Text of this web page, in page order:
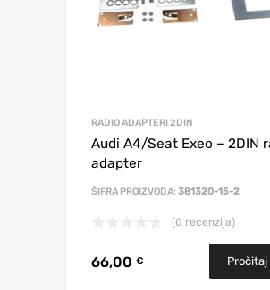
RADIO ADAPTERI 2DIN
Audi A4/Seat Exeo – 2DIN
adapter
ŠIFRA PROIZVODA: 381320-15-2
(0 recenzija)
66,00 € Pročitaj